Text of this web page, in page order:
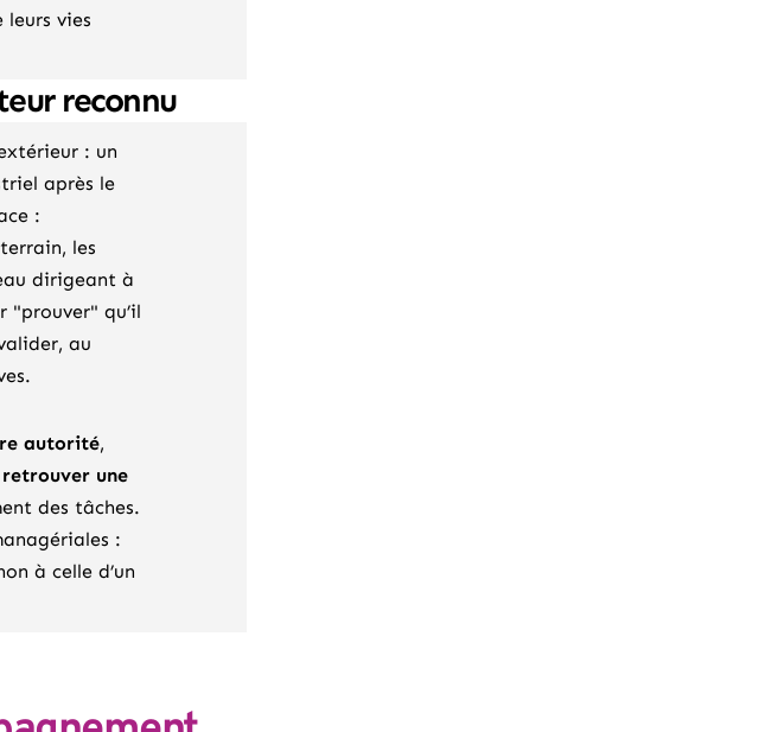
vies
reconnu
: un
après le
:
les
dirigeant à
"prouver" qu’il
au
autorité,
retrouver une
des tâches.
:
à celle d’un